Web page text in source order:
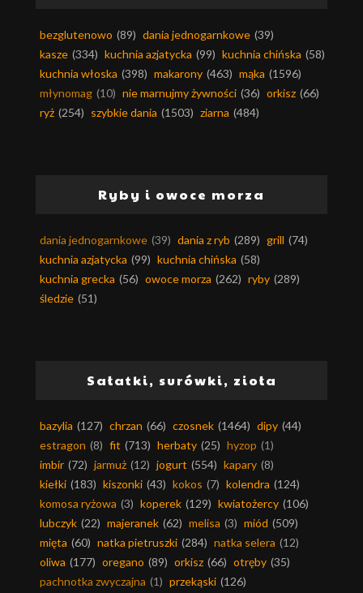
bezglutenowo (89) dania jednogarnkowe (39)
kasze (334) kuchnia azjatycka (99) kuchnia chińska (58)
kuchnia włoska (398) makarony (463) mąka (1596)
młynomag (10) nie marnujmy żywności (36) orkisz (66)
ryż (254) szybkie dania (1503) ziarna (484)
Ryby i owoce morza
dania jednogarnkowe (39) dania z ryb (289) grill (74)
kuchnia azjatycka (99) kuchnia chińska (58)
kuchnia grecka (56) owoce morza (262) ryby (289)
śledzie (51)
Sałatki, surówki, zioła
bazylia (127) chrzan (66) czosnek (1464) dipy (44)
estragon (8) fit (713) herbaty (25) hyzop (1)
imbir (72) jarmuż (12) jogurt (554) kapary (8)
kiełki (183) kiszonki (43) kokos (7) kolendra (124)
komosa ryżowa (3) koperek (129) kwiatożercy (106)
lubczyk (22) majeranek (62) melisa (3) miód (509)
mięta (60) natka pietruszki (284) natka selera (12)
oliwa (177) oregano (89) orkisz (66) otręby (35)
pachnotka zwyczajna (1) przekąski (126)